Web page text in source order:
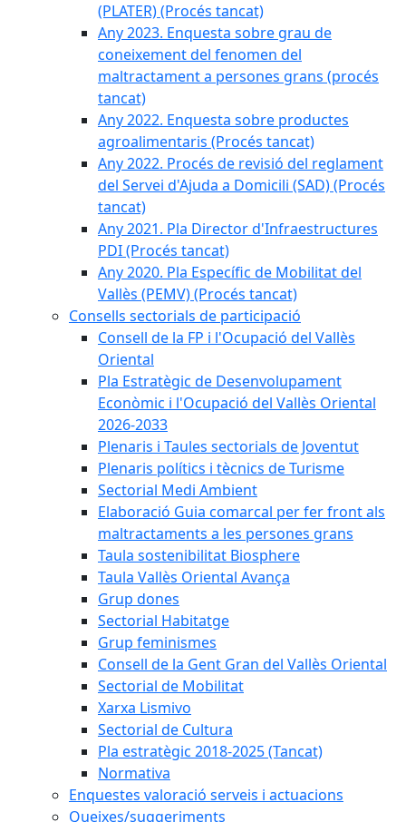
(PLATER) (Procés tancat)
Any 2023. Enquesta sobre grau de
coneixement del fenomen del
maltractament a persones grans (procés
tancat)
Any 2022. Enquesta sobre productes
agroalimentaris (Procés tancat)
Any 2022. Procés de revisió del reglament
del Servei d'Ajuda a Domicili (SAD) (Procés
tancat)
Any 2021. Pla Director d'Infraestructures
PDI (Procés tancat)
Any 2020. Pla Específic de Mobilitat del
Vallès (PEMV) (Procés tancat)
Consells sectorials de participació
Consell de la FP i l'Ocupació del Vallès
Oriental
Pla Estratègic de Desenvolupament
Econòmic i l'Ocupació del Vallès Oriental
2026-2033
Plenaris i Taules sectorials de Joventut
Plenaris polítics i tècnics de Turisme
Sectorial Medi Ambient
Elaboració Guia comarcal per fer front als
maltractaments a les persones grans
Taula sostenibilitat Biosphere
Taula Vallès Oriental Avança
Grup dones
Sectorial Habitatge
Grup feminismes
Consell de la Gent Gran del Vallès Oriental
Sectorial de Mobilitat
Xarxa Lismivo
Sectorial de Cultura
Pla estratègic 2018-2025 (Tancat)
Normativa
Enquestes valoració serveis i actuacions
Queixes/suggeriments